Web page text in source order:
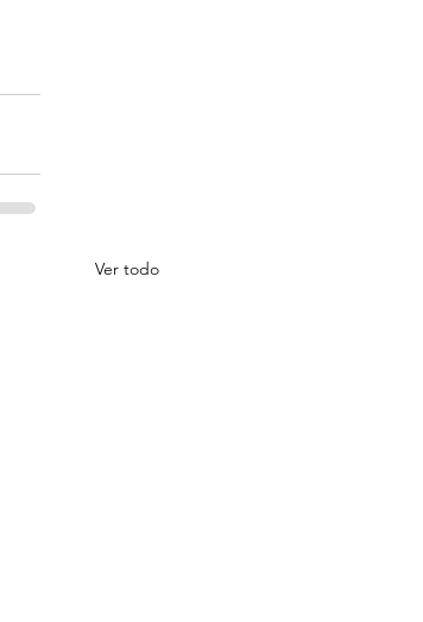
Ver todo